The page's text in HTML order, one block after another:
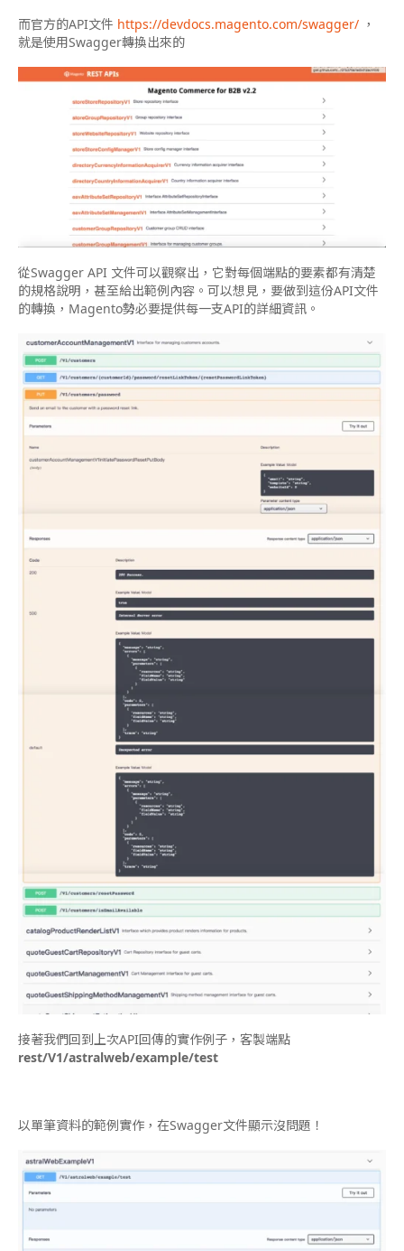
而官方的API文件 https://devdocs.magento.com/swagger/ ，
就是使用Swagger轉換出來的
從Swagger API 文件可以觀察出，它對每個端點的要素都有清楚
的規格說明，甚至給出範例內容。可以想見，要做到這份API文件
的轉換，Magento勢必要提供每一支API的詳細資訊。
接著我們回到上次API回傳的實作例子，客製端點
rest/V1/astralweb/example/test
以單筆資料的範例實作，在Swagger文件顯示沒問題！